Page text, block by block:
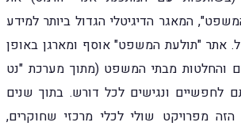
המאגר הדיגיטלי הגדול ביותר למידע
אתר "תולעת המשפט" אוסף ומארגן באופן
והחלטות מבתי המשפט (מתוך מערכת "נט
לחפשיים ונגישים לכל דורש. בתוך שנים
מפרויקט שולי לכלי מרכזי שחוקרים,